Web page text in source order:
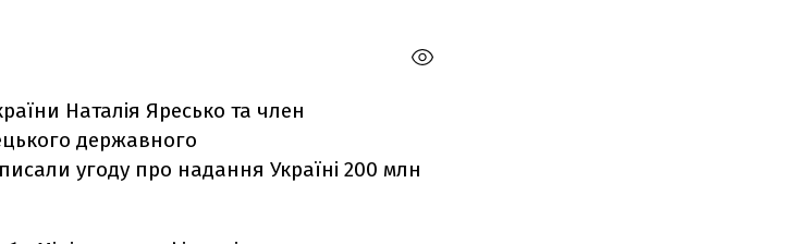
Наталія Яресько та член
державного
угоду про надання Україні 200 млн